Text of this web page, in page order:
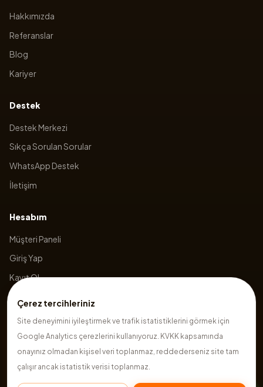
Çerez tercihleriniz
Site deneyimini iyileştirmek ve trafik istatistiklerini görmek için
Google Analytics çerezlerini kullanıyoruz. KVKK kapsamında
onayınız olmadan kişisel veri toplanmaz, reddederseniz site tam
çalışır ancak istatistik verisi toplanmaz.
Hakkımızda
Referanslar
Blog
Kariyer
Destek
Destek Merkezi
Sıkça Sorulan Sorular
WhatsApp Destek
İletişim
Hesabım
Müşteri Paneli
Giriş Yap
Kayıt Ol
2026 Hazırsite. Tüm hakları saklıdır.